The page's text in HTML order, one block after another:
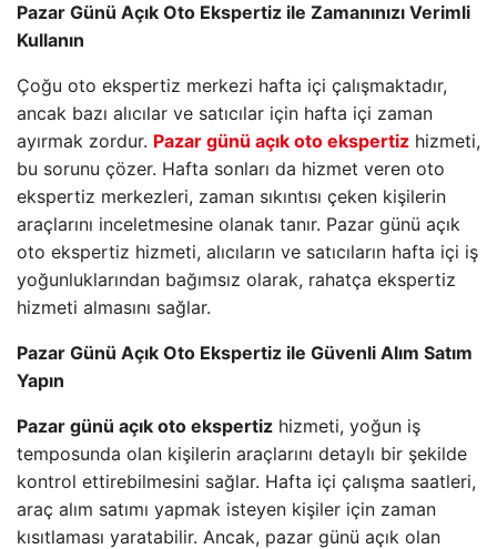
Pazar Günü Açık Oto Ekspertiz ile Zamanınızı Verimli
Kullanın
Çoğu oto ekspertiz merkezi hafta içi çalışmaktadır,
ancak bazı alıcılar ve satıcılar için hafta içi zaman
ayırmak zordur. Pazar günü açık oto ekspertiz hizmeti,
bu sorunu çözer. Hafta sonları da hizmet veren oto
ekspertiz merkezleri, zaman sıkıntısı çeken kişilerin
araçlarını inceletmesine olanak tanır. Pazar günü açık
oto ekspertiz hizmeti, alıcıların ve satıcıların hafta içi iş
yoğunluklarından bağımsız olarak, rahatça ekspertiz
hizmeti almasını sağlar.
Pazar Günü Açık Oto Ekspertiz ile Güvenli Alım Satım
Yapın
Pazar günü açık oto ekspertiz hizmeti, yoğun iş
temposunda olan kişilerin araçlarını detaylı bir şekilde
kontrol ettirebilmesini sağlar. Hafta içi çalışma saatleri,
araç alım satımı yapmak isteyen kişiler için zaman
kısıtlaması yaratabilir. Ancak, pazar günü açık olan